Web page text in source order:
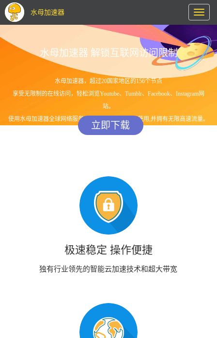
Toggle
水母加速器
水母加速器 解锁互联网访问限制
水母加速器，超过20国家地区的156个节点
享受无限制的在线访问，轻松浏览Youtube、Tumblr、Facebook、Instagram网
站。
使用水母加速器全球网络服务,您可在任意设备登录使用,并拥有无限高速流量。
立即下载
极速稳定 操作便捷
独有行业领先的智能云加速技术和超大带宽